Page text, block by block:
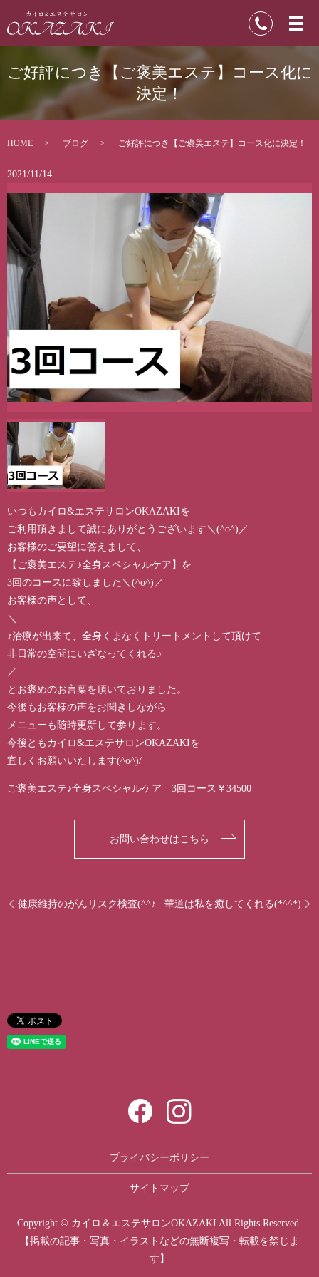
ご好評につき【ご褒美エステ】コース化に
決定！
HOME ブログ ご好評につき【ご褒美エステ】コース化に決定！
2021/11/14
いつもカイロ&エステサロンOKAZAKIを
ご利用頂きまして誠にありがとうございます＼(^o^)／
お客様のご要望に答えまして、
【ご褒美エステ♪全身スペシャルケア】を
3回のコースに致しました＼(^o^)／
お客様の声として、
＼
♪治療が出来て、全身くまなくトリートメントして頂けて
非日常の空間にいざなってくれる♪
／
とお褒めのお言葉を頂いておりました。
今後もお客様の声をお聞きしながら
メニューも随時更新して参ります。
今後ともカイロ&エステサロンOKAZAKIを
宜しくお願いいたします(^o^)/
ご褒美エステ♪全身スペシャルケア 3回コース￥34500
お問い合わせはこちら
健康維持のがんリスク検査(^^♪ 華道は私を癒してくれる(*^^*)
プライバシーポリシー
サイトマップ
Copyright © カイロ＆エステサロンOKAZAKI All Rights Reserved.
【掲載の記事・写真・イラストなどの無断複写・転載を禁じま
す】